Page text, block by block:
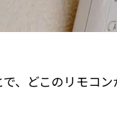
、どこのリモコ